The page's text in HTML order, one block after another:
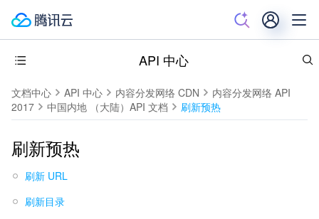
API 中心
文档中心 API 中心 内容分发网络 CDN
内容分发网络 API
2017
中国内地 （大陆）API 文档 刷新预热
刷新预热
刷新 URL
刷新目录